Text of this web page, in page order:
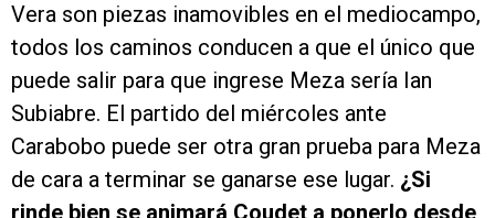
Vera son piezas inamovibles en el mediocampo,
todos los caminos conducen a que el único que
puede salir para que ingrese Meza sería Ian
Subiabre. El partido del miércoles ante
Carabobo puede ser otra gran prueba para Meza
de cara a terminar se ganarse ese lugar. ¿Si